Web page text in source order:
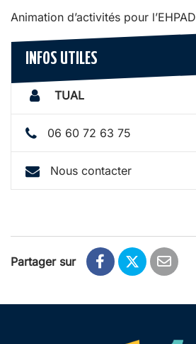
Animation d’activités pour l’EHPAD
INFOS UTILES
TUAL
06 60 72 63 75
Nous contacter
Partager sur